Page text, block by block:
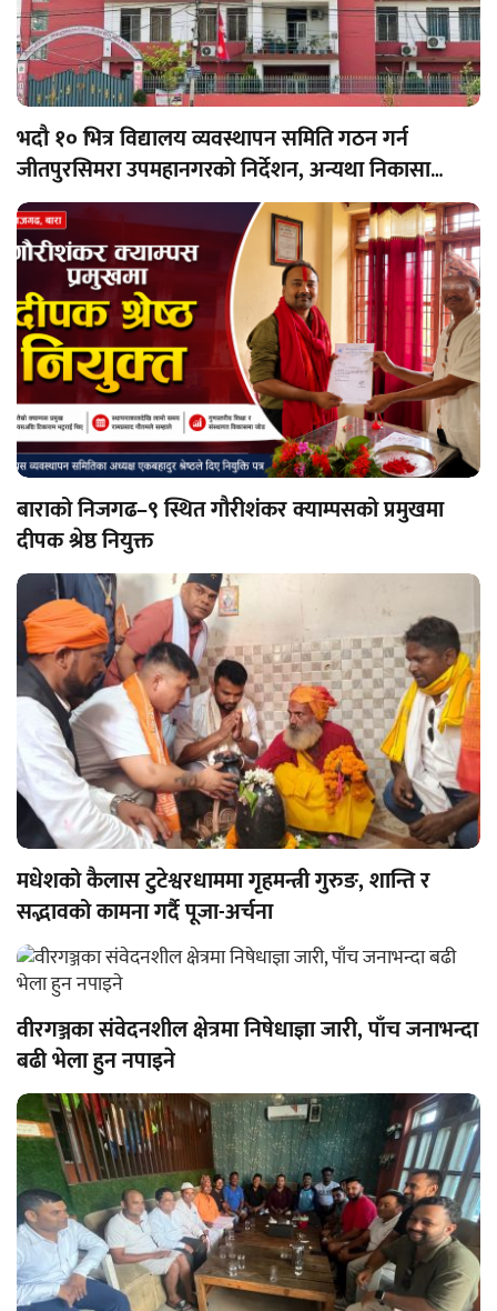
भदौ १० भित्र विद्यालय व्यवस्थापन समिति गठन गर्न
जीतपुरसिमरा उपमहानगरको निर्देशन, अन्यथा निकासा
रोक्का हुने
बाराको निजगढ–९ स्थित गौरीशंकर क्याम्पसको प्रमुखमा
दीपक श्रेष्ठ नियुक्त
मधेशको कैलास टुटेश्वरधाममा गृहमन्त्री गुरुङ, शान्ति र
सद्भावको कामना गर्दै पूजा-अर्चना
वीरगञ्जका संवेदनशील क्षेत्रमा निषेधाज्ञा जारी, पाँच जनाभन्दा
बढी भेला हुन नपाइने